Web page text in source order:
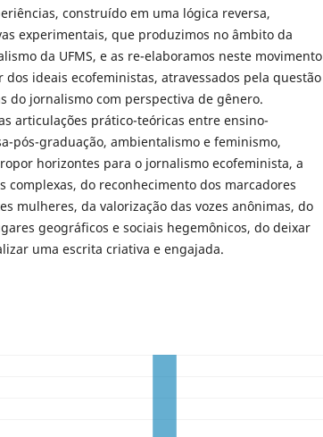
construído em uma lógica reversa,
experimentais, que produzimos no âmbito da
da UFMS, e as re-elaboramos neste movimento
ideais ecofeministas, atravessados pela questão
do jornalismo com perspectiva de gênero.
articulações prático-teóricas entre ensino-
pós-graduação, ambientalismo e feminismo,
horizontes para o jornalismo ecofeminista, a
complexas, do reconhecimento dos marcadores
mulheres, da valorização das vozes anônimas, do
geográficos e sociais hegemônicos, do deixar
uma escrita criativa e engajada.